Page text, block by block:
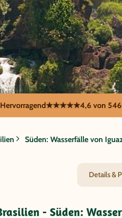
Hervorragend★★★★★4,6 von 5
Süden: Wasserfälle von
Details &
- Süden: